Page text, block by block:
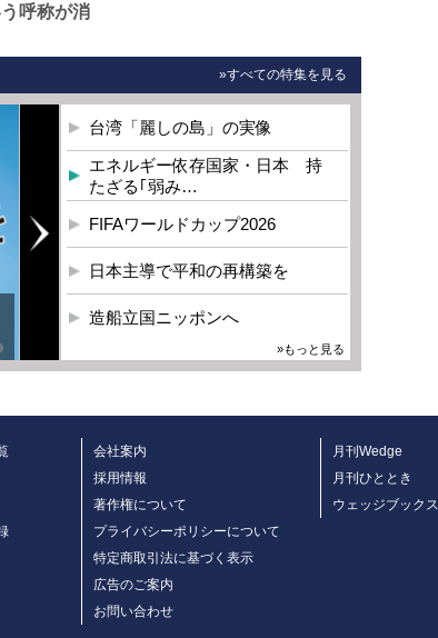
呼称が消
»すべての特集を見る
台湾「麗しの島」の実像
エネルギー依存国家・日本 持
たざる｢弱み…
FIFAワールドカップ2026
日本主導で平和の再構築を
造船立国ニッポンへ
»もっと見る
会社案内
採用情報
著作権について
プライバシーポリシーについて
特定商取引法に基づく表示
広告のご案内
お問い合わせ
月刊Wedge
月刊ひととき
ウェッジブックス